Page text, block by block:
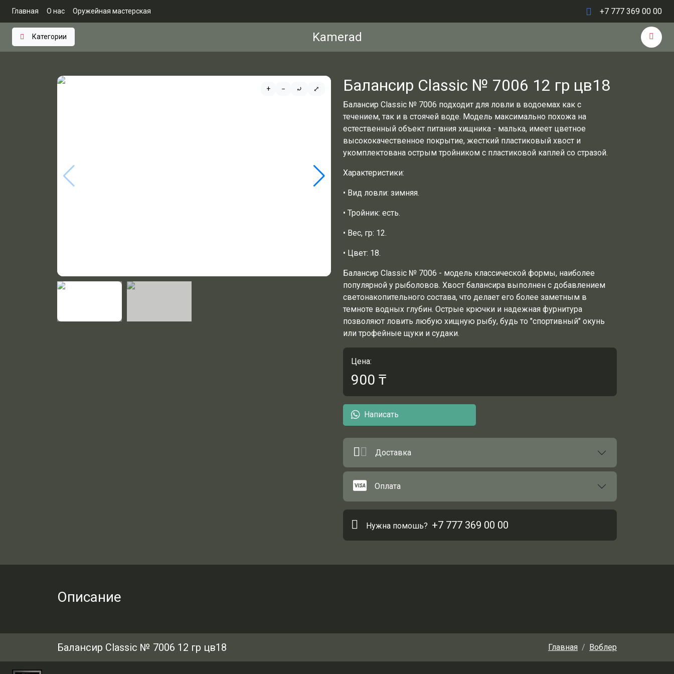
Главная О нас Оружейная мастерская +7 777 369 00 00
Категории Kamerad
+ − ⤾ ⤢ Балансир Classic № 7006 12 гр цв18
Балансир Classic № 7006 подходит для ловли в водоемах как с
течением, так и в стоячей воде. Модель максимально похожа на
естественный объект питания хищника - малька, имеет цветное
высококачественное покрытие, жесткий пластиковый хвост и
укомплектована острым тройником с пластиковой каплей со стразой.
Характеристики:
• Вид ловли: зимняя.
• Тройник: есть.
• Вес, гр: 12.
• Цвет: 18.
Балансир Classic № 7006 - модель классической формы, наиболее
популярной у рыболовов. Хвост балансира выполнен с добавлением
светонакопительного состава, что делает его более заметным в
темноте водных глубин. Острые крючки и надежная фурнитура
позволяют ловить любую хищную рыбу, будь то "спортивный" окунь
или трофейные щуки и судаки.
Цена:
900 ₸
Написать
Доставка
Оплата
Нужна помошь? +7 777 369 00 00
Описание
Балансир Classic № 7006 12 гр цв18 Главная Воблер